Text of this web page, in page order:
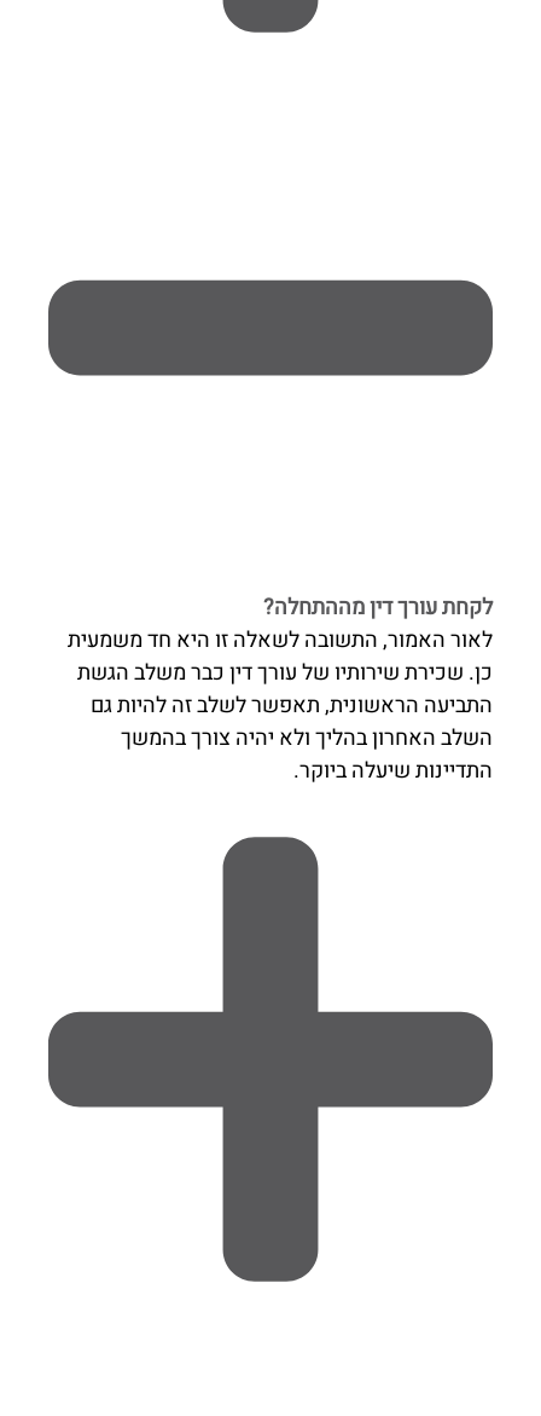
לקחת עורך דין מההתחלה?
לאור האמור, התשובה לשאלה זו היא חד משמעית
כן. שכירת שירותיו של עורך דין כבר משלב הגשת
התביעה הראשונית, תאפשר לשלב זה להיות גם
השלב האחרון בהליך ולא יהיה צורך בהמשך
התדיינות שיעלה ביוקר.